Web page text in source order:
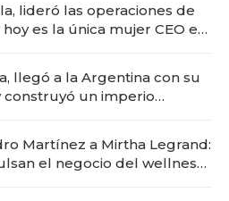
lideró las operaciones de
hoy es la única mujer CEO en
llegó a la Argentina con su
un imperio
Martínez a Mirtha Legrand:
el negocio del wellness